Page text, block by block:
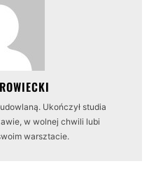
Ukończył studia
w wolnej chwili lubi
warsztacie.